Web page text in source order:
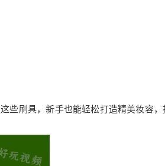
些刷具，新手也能轻松打造精美妆容，